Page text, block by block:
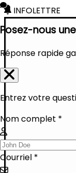
INFOLETTRE
Posez-nous
Réponse rapide
Entrez votre
Nom complet *
Courriel *